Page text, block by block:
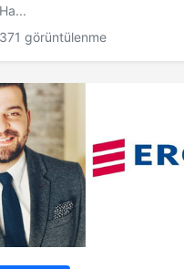
görüntülenme